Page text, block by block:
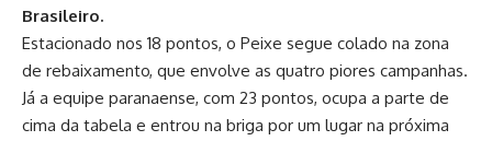
Brasileiro.
Estacionado nos 18 pontos, o Peixe segue colado na zona
de rebaixamento, que envolve as quatro piores campanhas.
Já a equipe paranaense, com 23 pontos, ocupa a parte de
cima da tabela e entrou na briga por um lugar na próxima